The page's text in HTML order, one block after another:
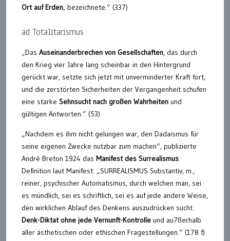
Ort auf Erden‚ bezeichnete.“ (337)
ad Totalitarismus
„Das Auseinanderbrechen von Gesellschaften, das durch
den Krieg vier Jahre lang scheinbar in den Hintergrund
gerückt war, setzte sich jetzt mit unverminderter Kraft fort,
und die zerstörten Sicherheiten der Vergangenheit schufen
eine starke Sehnsucht nach großen Wahrheiten und
gültigen Antworten.“ (53)
„Nachdem es ihm nicht gelungen war, den Dadaismus für
seine eigenen Zwecke nutzbar zum machen“, publizierte
André Breton 1924 das Manifest des Surrealismus.
Definition laut Manifest: „SURREALISMUS Substantiv, m.,
reiner, psychischer Automatismus, durch welchen man, sei
es mündlich, sei es schriftlich, sei es auf jede andere Weise,
den wirklichen Ablauf des Denkens auszudrücken sucht.
Denk-Diktat ohne jede Vernunft-Kontrolle und au7ßerhalb
aller ästhetischen oder ethischen Fragestellungen.“ (178 f)